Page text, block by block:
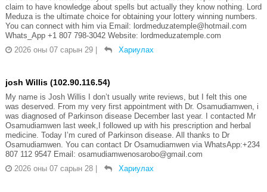
claim to have knowledge about spells but actually they know nothing. Lord
Meduza is the ultimate choice for obtaining your lottery winning numbers.
You can connect with him via Email: lordmeduzatemple@hotmail.com
Whats_App +1 807 798-3042 Website: lordmeduzatemple.com
2026 оны 07 сарын 29
Хариулах
josh Willis (102.90.116.54)
My name is Josh Willis I don’t usually write reviews, but I felt this one
was deserved. From my very first appointment with Dr. Osamudiamwen, i
was diagnosed of Parkinson disease December last year. I contacted Mr
Osamudiamwen last week,I followed up with his prescription and herbal
medicine. Today I’m cured of Parkinson disease. All thanks to Dr
Osamudiamwen. You can contact Dr Osamudiamwen via WhatsApp:+234
807 112 9547 Email: osamudiamwenosarobo@gmail.com
2026 оны 07 сарын 28
Хариулах